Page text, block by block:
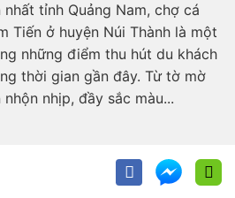
nhất tỉnh Quảng Nam, chợ cá
Tiến ở huyện Núi Thành là một
những điểm thu hút du khách
thời gian gần đây. Từ tờ mờ
nhịp, đầy sắc màu...